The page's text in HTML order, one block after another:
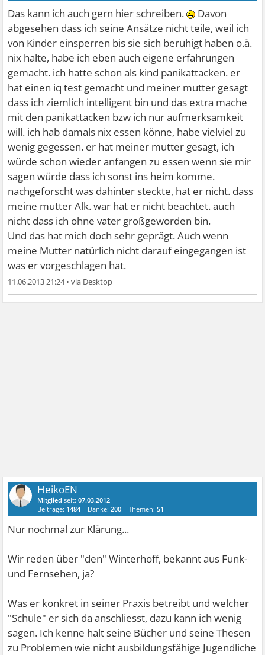
Das kann ich auch gern hier schreiben.
Davon
abgesehen dass ich seine Ansätze nicht teile, weil ich
von Kinder einsperren bis sie sich beruhigt haben o.ä.
nix halte, habe ich eben auch eigene erfahrungen
gemacht. ich hatte schon als kind panikattacken. er
hat einen iq test gemacht und meiner mutter gesagt
dass ich ziemlich intelligent bin und das extra mache
mit den panikattacken bzw ich nur aufmerksamkeit
will. ich hab damals nix essen könne, habe vielviel zu
wenig gegessen. er hat meiner mutter gesagt, ich
würde schon wieder anfangen zu essen wenn sie mir
sagen würde dass ich sonst ins heim komme.
nachgeforscht was dahinter steckte, hat er nicht. dass
meine mutter Alk. war hat er nicht beachtet. auch
nicht dass ich ohne vater großgeworden bin.
Und das hat mich doch sehr geprägt. Auch wenn
meine Mutter natürlich nicht darauf eingegangen ist
was er vorgeschlagen hat.
11.06.2013 21:24•
HeikoEN
Mitglied seit:07.03.2012
Beiträge: 1484 Danke:200 Themen:51
Nur nochmal zur Klärung...
Wir reden über "den" Winterhoff, bekannt aus Funk-
und Fernsehen, ja?
Was er konkret in seiner Praxis betreibt und welcher
"Schule" er sich da anschliesst, dazu kann ich wenig
sagen. Ich kenne halt seine Bücher und seine Thesen
zu Problemen wie nicht ausbildungsfähige Jugendliche